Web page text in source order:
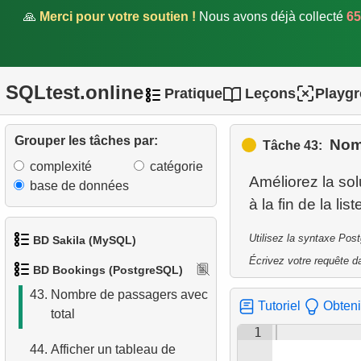
🙏 Merci pour votre soutien ! Nous avons déjà collecté
SQLtest.online Pratique Leçons
Grouper les tâches par:
complexité
catégorie
base de données
BD Sakila (MySQL)
Obtenir la liste des noms
BD Bookings (PostgreSQL)
donné
avions en vol
41.Afficher un tableau
d'aéroports
42. Compter les passagers
43. Nombre de passagers avec
total
44. Afficher un tableau de
Tâche 43:
Améliorez la
Utilisez la syntaxe
Écrivez votre requête
Tutoriel
1